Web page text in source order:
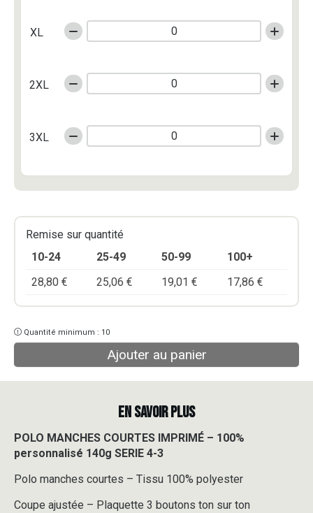
XL
2XL
3XL
Remise sur quantité
10-24
25-49 50-99
100+
28,80 € 25,06 € 19,01 € 17,86 €
Quantité minimum : 10
Ajouter au panier
EN SAVOIR PLUS
POLO MANCHES COURTES IMPRIMÉ – 100%
personnalisé 140g SERIE 4-3
Polo manches courtes – Tissu 100% polyester
Coupe ajustée – Plaquette 3 boutons ton sur ton